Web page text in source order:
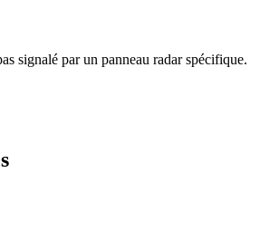
signalé par un panneau radar spécifique.